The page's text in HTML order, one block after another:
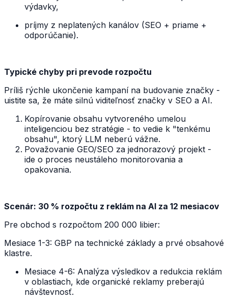
výdavky,
príjmy z neplatených kanálov (SEO + priame +
odporúčanie).
Typické chyby pri prevode rozpočtu
Príliš rýchle ukončenie kampaní na budovanie značky -
uistite sa, že máte silnú viditeľnosť značky v SEO a AI.
Kopírovanie obsahu vytvoreného umelou
inteligenciou bez stratégie - to vedie k "tenkému
obsahu", ktorý LLM neberú vážne.
Považovanie GEO/SEO za jednorazový projekt -
ide o proces neustáleho monitorovania a
opakovania.
Scenár: 30 % rozpočtu z reklám na AI za 12 mesiacov
Pre obchod s rozpočtom 200 000 libier:
Mesiace 1-3: GBP na technické základy a prvé obsahové
klastre.
Mesiace 4-6: Analýza výsledkov a redukcia reklám
v oblastiach, kde organické reklamy preberajú
návštevnosť.